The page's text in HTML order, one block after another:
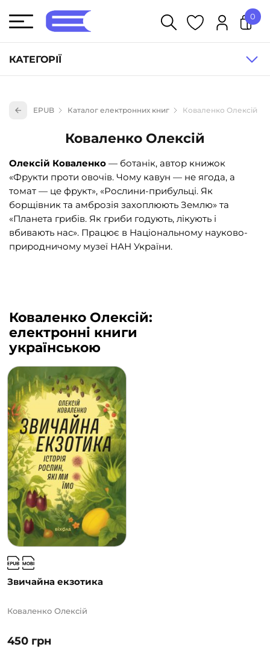
КАТЕГОРІЇ
Книги для дітей (836)
Книги для підлітків (240)
Науково-популярна література (1015)
Навчальна література та посібники (527)
Енциклопедії, довідники, словники (55)
Подарункові сертифікати (1)
0
EPUB Каталог електронних книг Коваленко Олексій
Коваленко Олексій
Олексій Коваленко — ботанік, автор книжок
«Фрукти проти овочів. Чому кавун — не ягода, а
томат — це фрукт», «Рослини-прибульці. Як
борщівник та амброзія захоплюють Землю» та
«Планета грибів. Як гриби годують, лікують і
вбивають нас». Працює в Національному науково-
природничому музеї НАН України.
Коваленко Олексій:
електронні книги
українською
Звичайна екзотика
450 грн
Коваленко Олексій